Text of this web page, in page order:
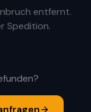
entfernt.
Spedition.